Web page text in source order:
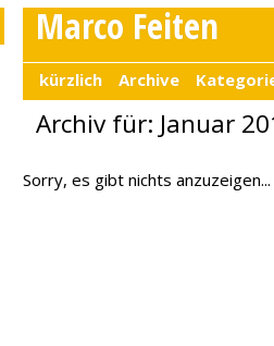
Marco Feiten
kürzlich Archive
Archiv für: Januar
Sorry, es gibt nichts anzuzeigen...